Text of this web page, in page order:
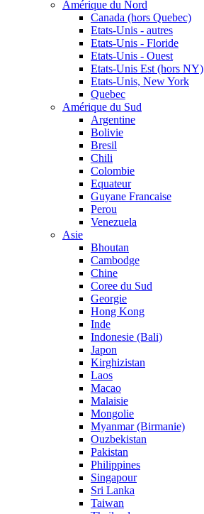
Amérique du Nord
Canada (hors Quebec)
Etats-Unis - autres
Etats-Unis - Floride
Etats-Unis - Ouest
Etats-Unis Est (hors NY)
Etats-Unis, New York
Quebec
Amérique du Sud
Argentine
Bolivie
Bresil
Chili
Colombie
Equateur
Guyane Francaise
Perou
Venezuela
Asie
Bhoutan
Cambodge
Chine
Coree du Sud
Georgie
Hong Kong
Inde
Indonesie (Bali)
Japon
Kirghizistan
Laos
Macao
Malaisie
Mongolie
Myanmar (Birmanie)
Ouzbekistan
Pakistan
Philippines
Singapour
Sri Lanka
Taiwan